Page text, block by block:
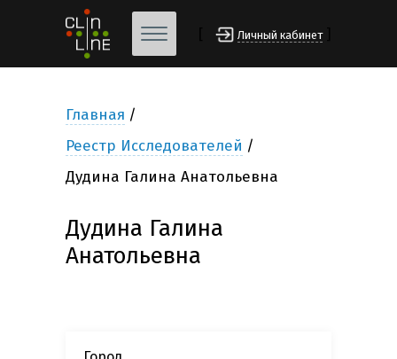
Личный кабинет
Главная
Реестр Исследователей
Дудина Галина Анатольевна
Дудина Галина
Анатольевна